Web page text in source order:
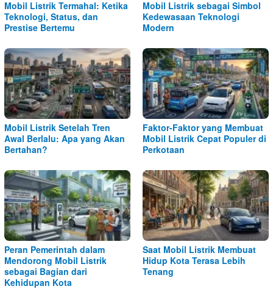
Mobil Listrik Termahal: Ketika
Teknologi, Status, dan
Prestise Bertemu
Mobil Listrik sebagai Simbol
Kedewasaan Teknologi
Modern
Mobil Listrik Setelah Tren
Awal Berlalu: Apa yang Akan
Bertahan?
Faktor-Faktor yang Membuat
Mobil Listrik Cepat Populer di
Perkotaan
Peran Pemerintah dalam
Mendorong Mobil Listrik
sebagai Bagian dari
Kehidupan Kota
Saat Mobil Listrik Membuat
Hidup Kota Terasa Lebih
Tenang